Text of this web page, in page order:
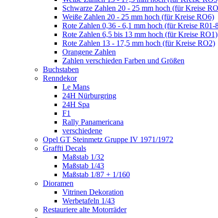
Schwarze Zahlen 20 - 25 mm hoch (für Kreise
Weiße Zahlen 20 - 25 mm hoch (für Kreise RO6)
Rote Zahlen 0,36 - 6,1 mm hoch (für Kreise R01-
Rote Zahlen 6,5 bis 13 mm hoch (für Kreise RO1)
Rote Zahlen 13 - 17,5 mm hoch (für Kreise RO2)
Orangene Zahlen
Zahlen verschieden Farben und Größen
Buchstaben
Renndekor
Le Mans
24H Nürburgring
24H Spa
F1
Rally Panamericana
verschiedene
Opel GT Steinmetz Gruppe IV 1971/1972
Graffti Decals
Maßstab 1/32
Maßstab 1/43
Maßstab 1/87 + 1/160
Dioramen
Vitrinen Dekoration
Werbetafeln 1/43
Restauriere alte Motorräder